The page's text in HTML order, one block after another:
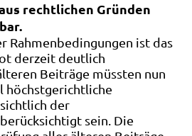
rechtlichen Gründen
Rahmenbedingungen ist das
derzeit deutlich
Beiträge müssten nun
höchstgerichtliche
der
sein. Die